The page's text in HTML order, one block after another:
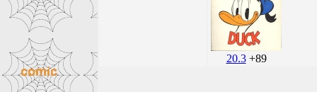
20.3+89